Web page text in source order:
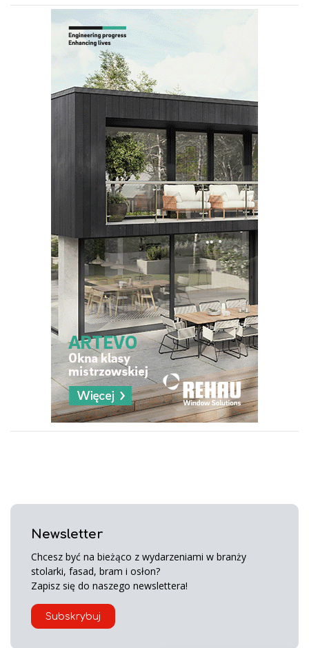
Newsletter
Chcesz być na bieżąco z wydarzeniami w branży
stolarki, fasad, bram i osłon?
Zapisz się do naszego newslettera!
Subskrybuj